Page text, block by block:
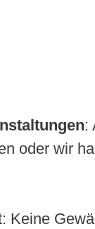
:
oder wir
Keine